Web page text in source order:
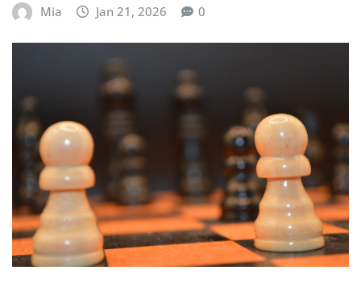
Mia Jan 21, 2026 0